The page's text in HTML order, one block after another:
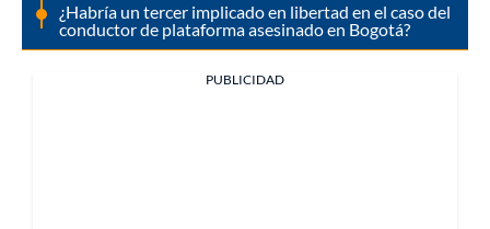
¿Habría un tercer implicado en libertad en el caso del
conductor de plataforma asesinado en Bogotá?
PUBLICIDAD